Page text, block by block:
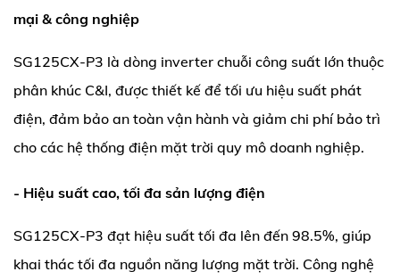
mại & công nghiệp
SG125CX-P3 là dòng inverter chuỗi công suất lớn thuộc
phân khúc C&I, được thiết kế để tối ưu hiệu suất phát
điện, đảm bảo an toàn vận hành và giảm chi phí bảo trì
cho các hệ thống điện mặt trời quy mô doanh nghiệp.
- Hiệu suất cao, tối đa sản lượng điện
SG125CX-P3 đạt hiệu suất tối đa lên đến 98.5%, giúp
khai thác tối đa nguồn năng lượng mặt trời. Công nghệ